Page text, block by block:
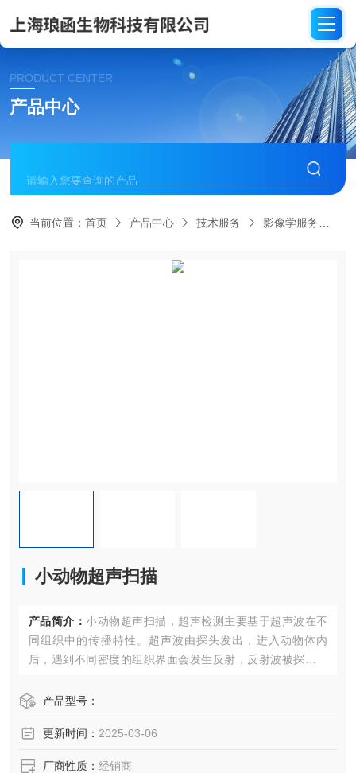
PRODUCT CENTER
产品中心
当前位置：首页 产品中心 技术服务 影像学服务
小动物超声扫描
产品简介： 小动物超声扫描，超声检测主要基于超声波在不
同组织中的传播特性。超声波由探头发出，进入动物体内
后，遇到不同密度的组织界面会发生反射，反射波被探头接
产品型号：
更新时间： 2025-03-06
厂商性质： 经销商